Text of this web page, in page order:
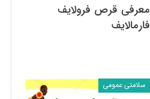
معرفی قرص فرولایف
فارمالایف
سلامتی عمومی